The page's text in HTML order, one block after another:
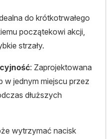
do krótkotrwałego
początekowi akcji,
strzały.
: Zaprojektowana
w jednym miejscu przez
dłuższych
wytrzymać nacisk